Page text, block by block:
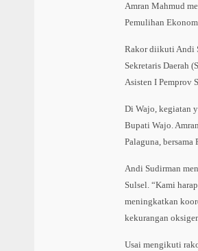
Amran Mahmud
Pemulihan
Rakor diikuti Andi
Sekretaris Daerah
Asisten I Pemprov
Di Wajo, kegiatan
Bupati Wajo.
Palaguna,
Andi Sudirman
Sulsel. “Kami
meningkatkan
kekurangan
Usai mengikuti